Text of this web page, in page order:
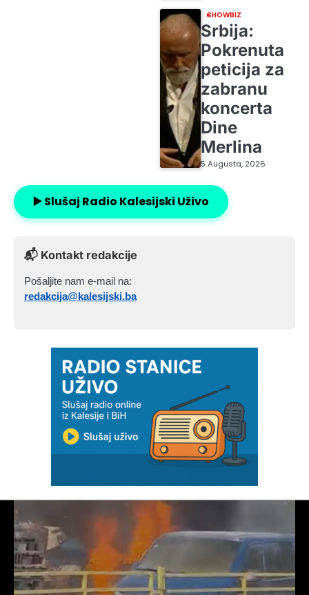
SHOWBIZ
Srbija:
Pokrenuta
peticija za
zabranu
koncerta
Dine
Merlina
5 Augusta, 2026
▶️ Slušaj Radio Kalesijski Uživo
📬 Kontakt redakcije
Pošaljite nam e-mail na:
redakcija@kalesijski.ba